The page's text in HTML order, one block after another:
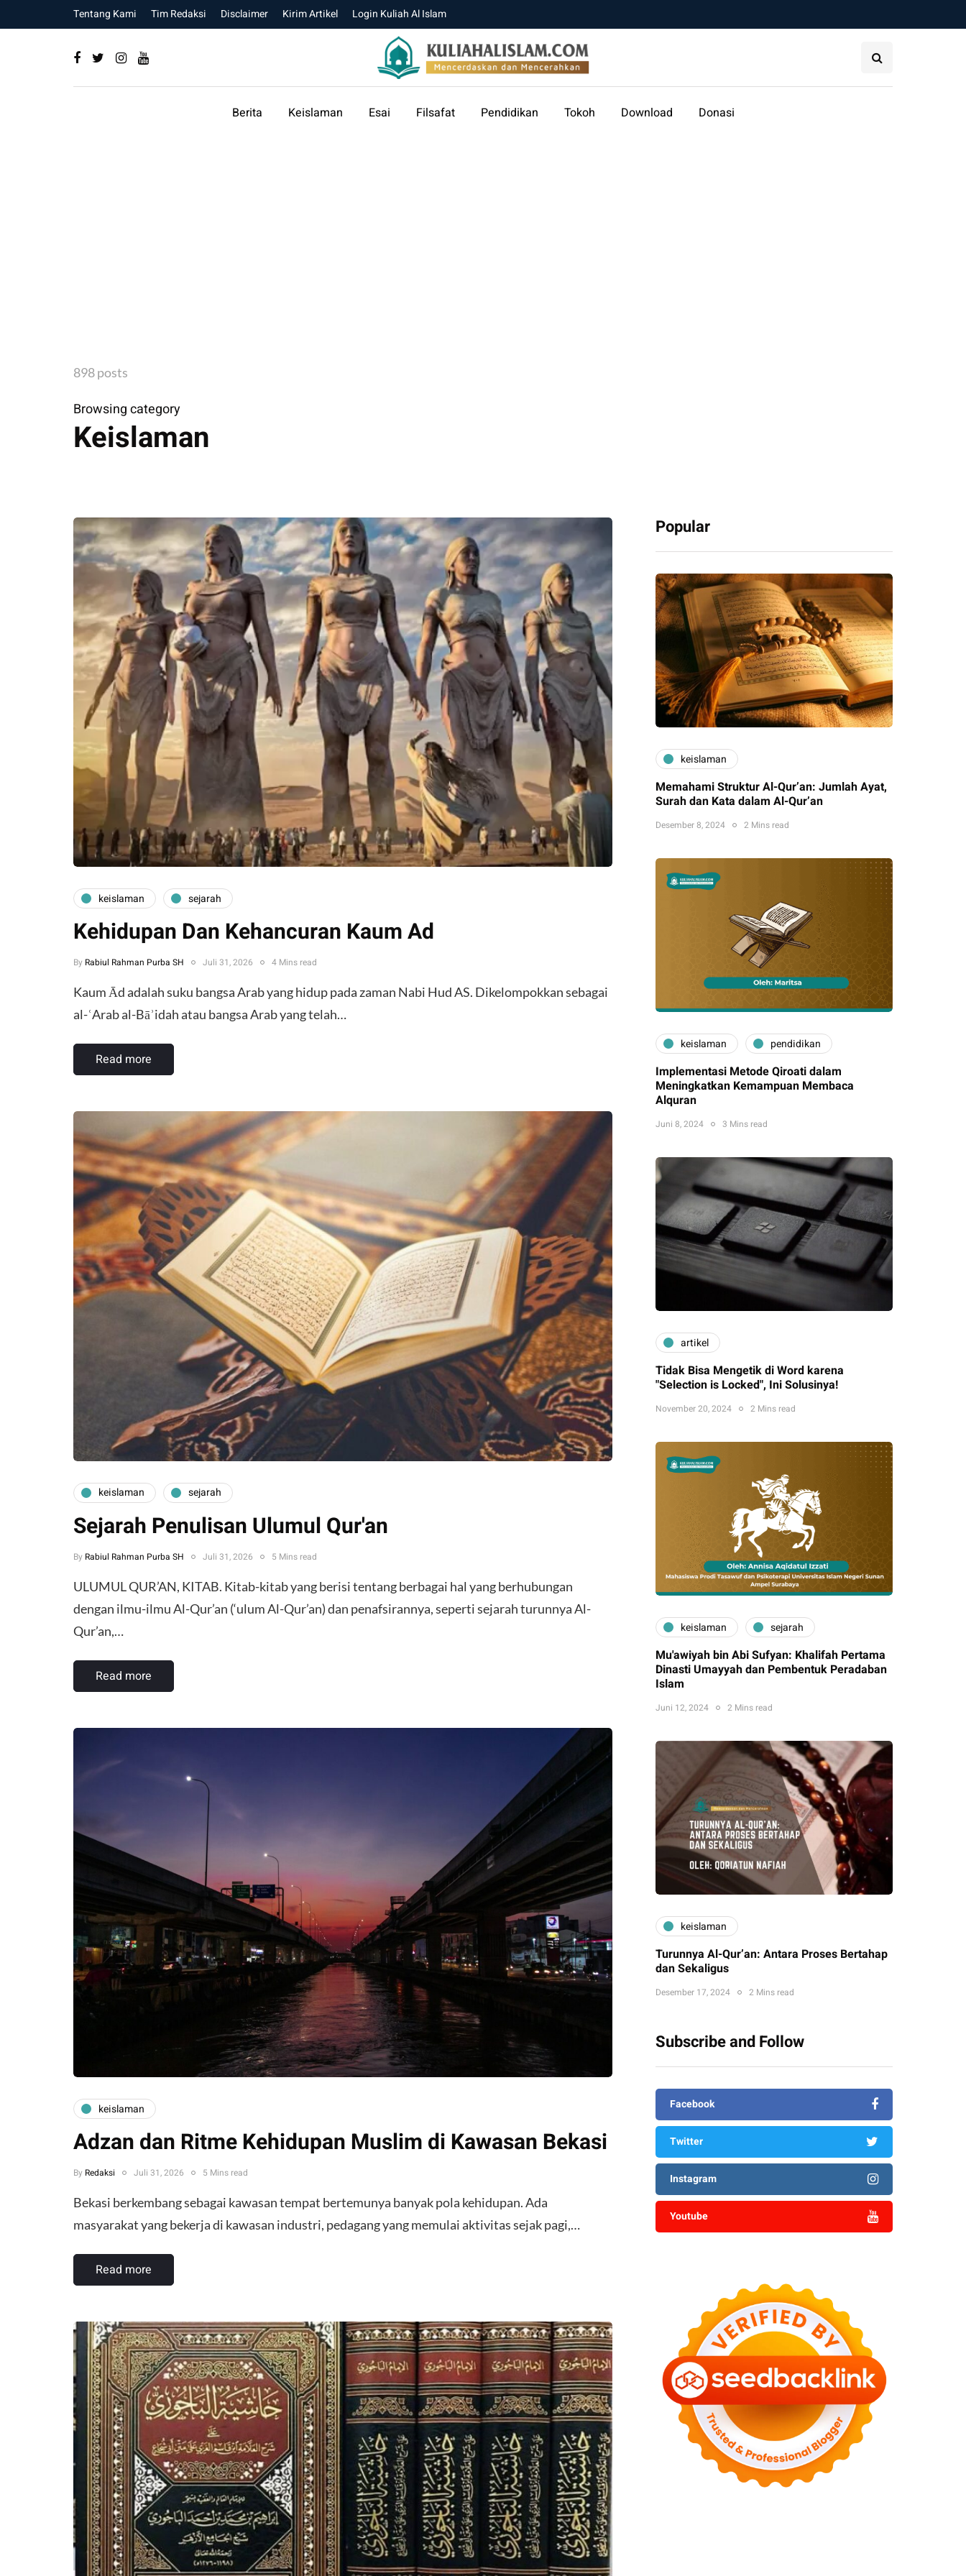
Tentang Kami Tim Redaksi Disclaimer Kirim Artikel Login Kuliah Al Islam
Berita Keislaman Esai Filsafat Pendidikan Tokoh Download Donasi
898 posts
Browsing category
Keislaman
keislaman sejarah
Kehidupan Dan Kehancuran Kaum Ad
By Rabiul Rahman Purba SH Juli 31, 2026 4 Mins read
Kaum Ād adalah suku bangsa Arab yang hidup pada zaman Nabi Hud AS. Dikelompokkan sebagai
al-ʿArab al-Bāʾidah atau bangsa Arab yang telah…
Read more
keislaman sejarah
Sejarah Penulisan Ulumul Qur'an
By Rabiul Rahman Purba SH Juli 31, 2026 5 Mins read
ULUMUL QUR’AN, KITAB. Kitab-kitab yang berisi tentang berbagai hal yang berhubungan
dengan ilmu-ilmu Al-Qur’an (‘ulum Al-Qur’an) dan penafsirannya, seperti sejarah turunnya Al-
Qur’an,…
Read more
keislaman
Adzan dan Ritme Kehidupan Muslim di Kawasan Bekasi
By Redaksi Juli 31, 2026 5 Mins read
Bekasi berkembang sebagai kawasan tempat bertemunya banyak pola kehidupan. Ada
masyarakat yang bekerja di kawasan industri, pedagang yang memulai aktivitas sejak pagi,…
Read more
Popular
keislaman
Memahami Struktur Al-Qur’an: Jumlah Ayat,
Surah dan Kata dalam Al-Qur’an
Desember 8, 2024 2 Mins read
keislaman pendidikan
Implementasi Metode Qiroati dalam
Meningkatkan Kemampuan Membaca
Alquran
Juni 8, 2024 3 Mins read
artikel
Tidak Bisa Mengetik di Word karena
"Selection is Locked", Ini Solusinya!
November 20, 2024 2 Mins read
keislaman sejarah
Mu'awiyah bin Abi Sufyan: Khalifah Pertama
Dinasti Umayyah dan Pembentuk Peradaban
Islam
Juni 12, 2024 2 Mins read
keislaman
Turunnya Al-Qur’an: Antara Proses Bertahap
dan Sekaligus
Desember 17, 2024 2 Mins read
Subscribe and Follow
Facebook
Twitter
Instagram
Youtube